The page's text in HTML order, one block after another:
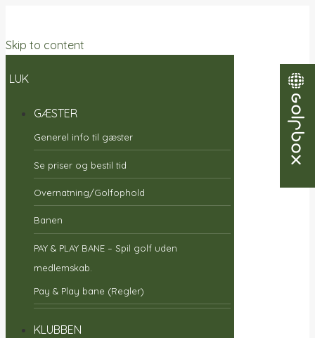
Skip to content
LUK
GÆSTER
Generel info til gæster
Se priser og bestil tid
Overnatning/Golfophold
Banen
PAY & PLAY BANE – Spil golf uden
medlemskab.
Pay & Play bane (Regler)
KLUBBEN